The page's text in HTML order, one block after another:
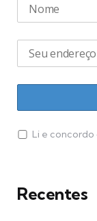
Li e
Recentes